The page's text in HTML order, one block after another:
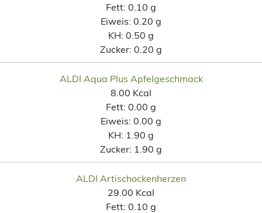
Fett: 0.10 g
Eiweis: 0.20 g
KH: 0.50 g
Zucker: 0.20 g
ALDI Aqua Plus Apfelgeschmack
8.00 Kcal
Fett: 0.00 g
Eiweis: 0.00 g
KH: 1.90 g
Zucker: 1.90 g
ALDI Artischockenherzen
29.00 Kcal
Fett: 0.10 g